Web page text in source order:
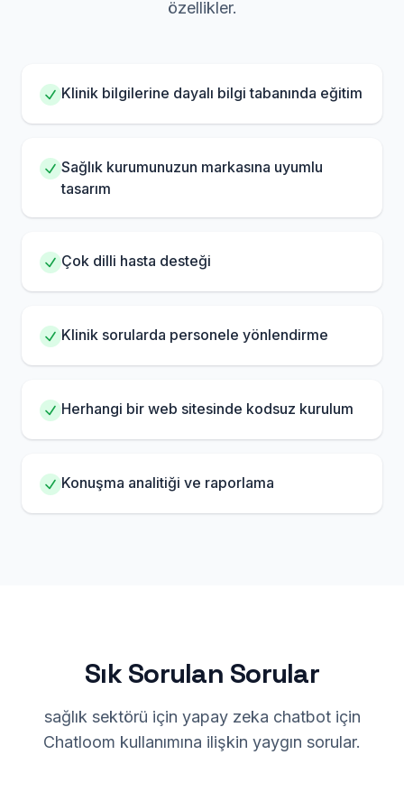
özellikler.
Klinik bilgilerine dayalı bilgi tabanında eğitim
Sağlık kurumunuzun markasına uyumlu
tasarım
Çok dilli hasta desteği
Klinik sorularda personele yönlendirme
Herhangi bir web sitesinde kodsuz kurulum
Konuşma analitiği ve raporlama
Sık Sorulan Sorular
sağlık sektörü için yapay zeka chatbot için
Chatloom kullanımına ilişkin yaygın sorular.